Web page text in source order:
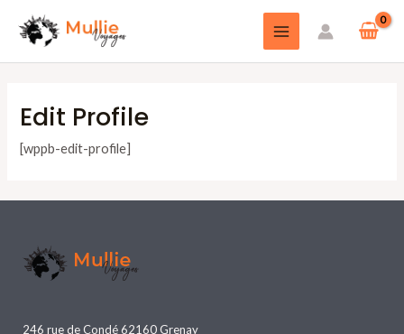
Edit Profile
[wppb-edit-profile]
246 rue de Condé 62160 Grenay